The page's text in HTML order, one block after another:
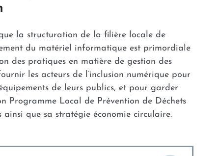
la structuration de la filière locale de
du matériel informatique est primordiale
des pratiques en matière de gestion des
les acteurs de l’inclusion numérique pour
de leurs publics, et pour garder
Programme Local de Prévention de Déchets
ainsi que sa stratégie économie circulaire.